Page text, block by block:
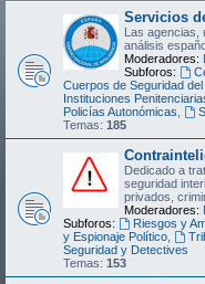
Servicios
Las agencias,
análisis
Moderadores:
Subforos:
Cuerpos de Seguridad
Instituciones
Policías Autonómicas
Temas: 185
Dedicado a
seguridad
privados,
Moderadores:
Subforos:
Riesgos y
y Espionaje Político
Seguridad y Detectives
Temas: 153